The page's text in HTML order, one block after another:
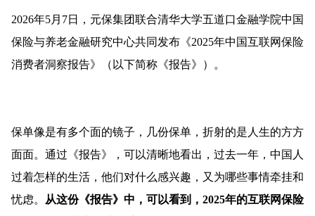
2026年5月7日，元保集团联合清华大学五道口金融学院中国
保险与养老金融研究中心共同发布《2025年中国互联网保险
消费者洞察报告》（以下简称《报告》）。
保单像是有多个面的镜子，几份保单，折射的是人生的方方
面面。通过《报告》，可以清晰地看出，过去一年，中国人
过着怎样的生活，他们对什么感兴趣，又为哪些事情牵挂和
忧虑。
从这份《报告》中，可以看到，2025年的互联网保险